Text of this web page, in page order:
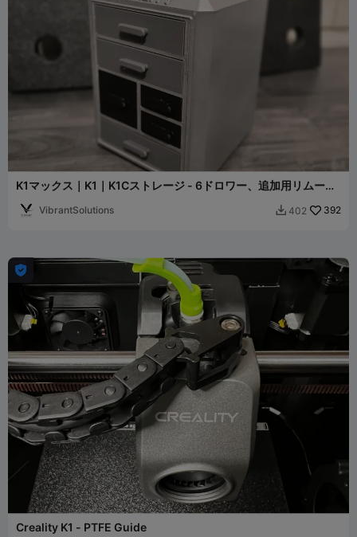
K1マックス｜K1｜K1Cストレージ - 6ドロワー、追加用リムーバ
VibrantSolutions  402 392

Creality K1 - PTFE Guide